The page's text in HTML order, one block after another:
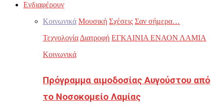
Ενδιαφέρουν
Κοινωνικά Μουσική Σχέσεις Σαν σήμερα…
Τεχνολογία Διατροφή ΕΓΚΑΙΝΙΑ ΕΝΑΟΝ ΛΑΜΙΑ
Κοινωνικά
Πρόγραμμα αιμοδοσίας Αυγούστου από
το Νοσοκομείο Λαμίας